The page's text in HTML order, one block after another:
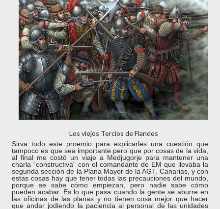
Los viejos Tercios de Flandes
Sirva todo este proemio para explicarles una cuestión que
tampoco es que sea importante pero que por cosas de la vida,
al final me costó un viaje a Medjugorje para mantener una
charla “constructiva” con el comandante de EM que llevaba la
segunda sección de la Plana Mayor de la AGT. Canarias, y con
estas cosas hay que tener todas las precauciones del mundo,
porque se sabe cómo empiezan, pero nadie sabe cómo
pueden acabar. Es lo que pasa cuando la gente se aburre en
las oficinas de las planas y no tienen cosa mejor que hacer
que andar jodiendo la paciencia al personal de las unidades